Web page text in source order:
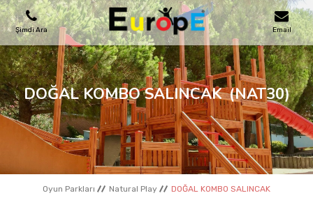
Şimdi Ara Email
OYUN PARKLARI
SKATEPARKLAR
AHŞAP EVLER
KENT MOBILYALARI
DOĞAL KOMBO SALINCAK (NAT30)
Oyun Parkları Natural Play DOĞAL KOMBO SALINCAK